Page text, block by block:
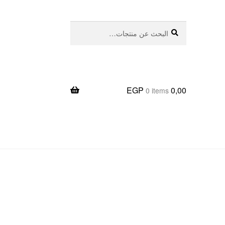
عن:
0,00
EGP 0 items